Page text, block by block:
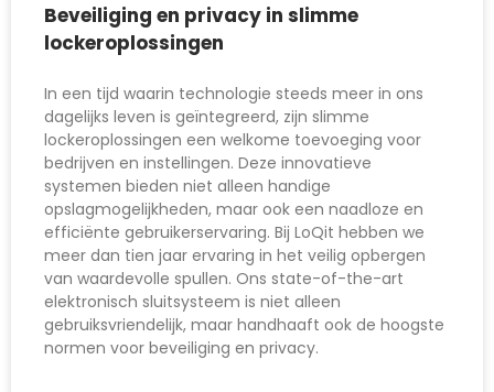
Beveiliging en privacy in slimme
lockeroplossingen
In een tijd waarin technologie steeds meer in ons
dagelijks leven is geïntegreerd, zijn slimme
lockeroplossingen een welkome toevoeging voor
bedrijven en instellingen. Deze innovatieve
systemen bieden niet alleen handige
opslagmogelijkheden, maar ook een naadloze en
efficiënte gebruikerservaring. Bij LoQit hebben we
meer dan tien jaar ervaring in het veilig opbergen
van waardevolle spullen. Ons state-of-the-art
elektronisch sluitsysteem is niet alleen
gebruiksvriendelijk, maar handhaaft ook de hoogste
normen voor beveiliging en privacy.